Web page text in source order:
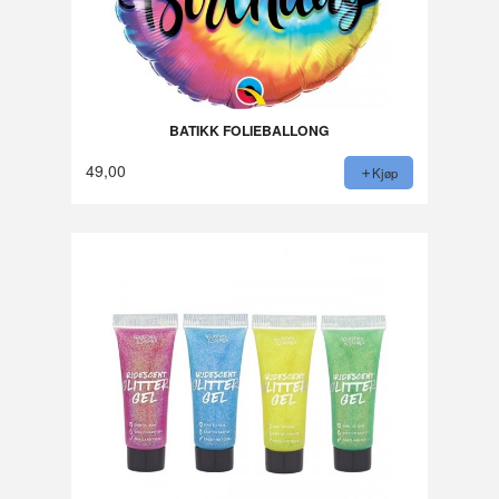
BATIKK FOLIEBALLONG
49,00 Kjøp